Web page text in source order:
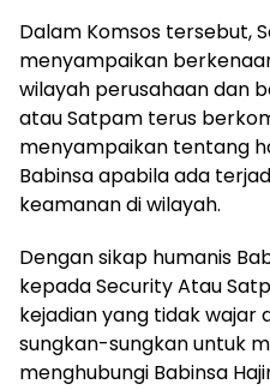
Dalam Komsos tersebut,
menyampaikan
wilayah perusahaan dan
atau Satpam terus
menyampaikan tentang
Babinsa apabila ada
keamanan di wilayah.
Dengan sikap humanis
kepada Security Atau
kejadian yang tidak wajar
sungkan-sungkan untuk
menghubungi Babinsa